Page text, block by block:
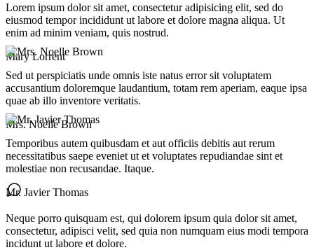
Lorem ipsum dolor sit amet, consectetur adipisicing elit, sed do
eiusmod tempor incididunt ut labore et dolore magna aliqua. Ut
enim ad minim veniam, quis nostrud.
Mary Lorrent
Sed ut perspiciatis unde omnis iste natus error sit voluptatem
accusantium doloremque laudantium, totam rem aperiam, eaque ipsa
quae ab illo inventore veritatis.
Mrs. Noelle Brown
Temporibus autem quibusdam et aut officiis debitis aut rerum
necessitatibus saepe eveniet ut et voluptates repudiandae sint et
molestiae non recusandae. Itaque.
Mr. Javier Thomas
Neque porro quisquam est, qui dolorem ipsum quia dolor sit amet,
consectetur, adipisci velit, sed quia non numquam eius modi tempora
incidunt ut labore et dolore.